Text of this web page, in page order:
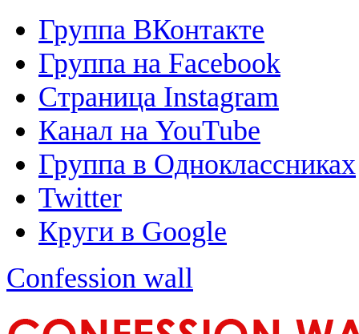
Группа ВКонтакте
Группа на Facebook
Страница Instagram
Канал на YouTube
Группа в Одноклассниках
Twitter
Круги в Google
Confession wall